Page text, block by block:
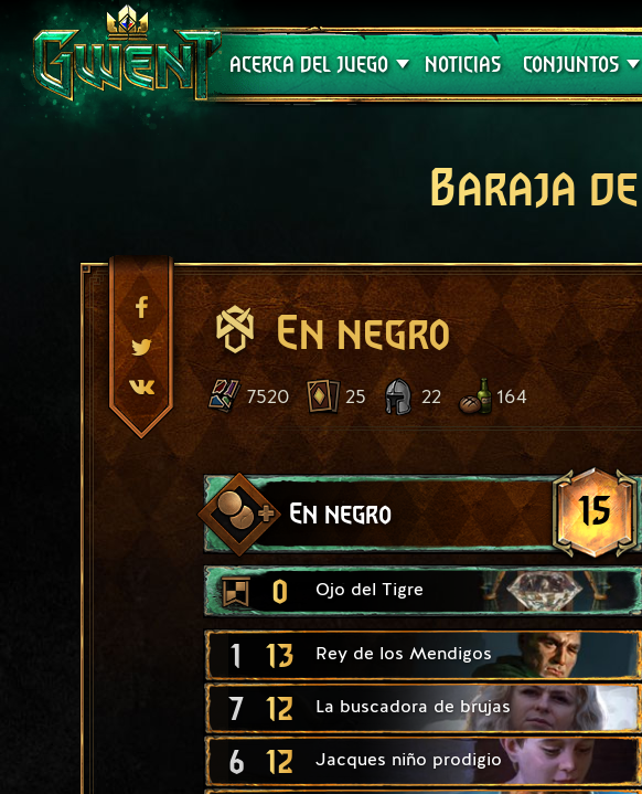
ACERCA DEL JUEGO
Soporte técnico
NOTICIAS CONJUNTOS
Crimson
Baraja
En negro
7520 25 22 164
En negro 15
0 Ojo del Tigre
1 13 Rey de los Mendigos
7 12 La buscadora de brujas
6 12 Jacques niño prodigio